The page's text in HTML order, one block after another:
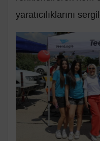
yaratıcılıklarını